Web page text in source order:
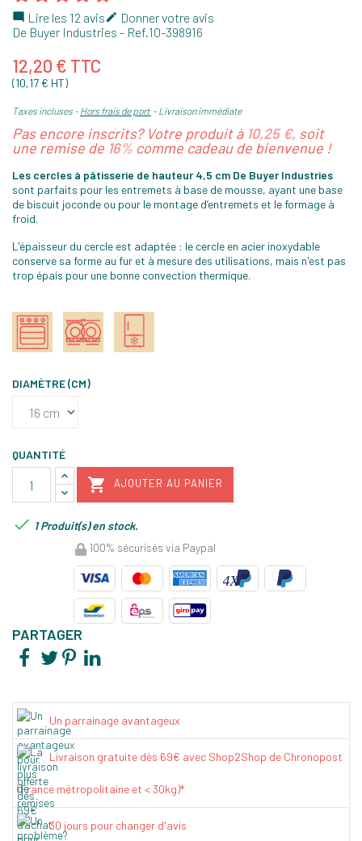
 Lire les 12 avis Donner votre avis
De Buyer Industries - Ref.10-398916
12,20 € TTC
(10,17 € HT)
Taxes incluses Hors frais de port Livraison immédiate
Pas encore inscrits? Votre produit à 10,25 €, soit
une remise de 16% comme cadeau de bienvenue !
Les cercles à pâtisserie de hauteur 4,5 cm De Buyer Industries
sont parfaits pour les entremets à base de mousse, ayant une base
de biscuit joconde ou pour le montage d’entremets et le formage à
froid.
L'épaisseur du cercle est adaptée : le cercle en acier inoxydable
conserve sa forme au fur et à mesure des utilisations, mais n'est pas
trop épais pour une bonne convection thermique.
DIAMÈTRE (CM)
QUANTITÉ
 AJOUTER AU PANIER
 1 Produit(s) en stock.
100% sécurisés via Paypal
PARTAGER
Un parrainage avantageux
Livraison gratuite dès 69€ avec Shop2Shop de Chronopost
(France métropolitaine et < 30kg)*
30 jours pour changer d'avis